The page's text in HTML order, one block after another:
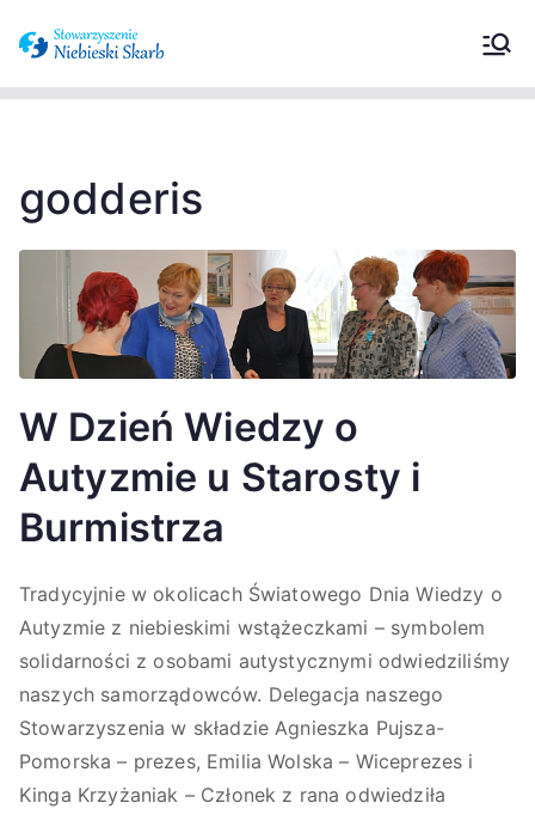
Stowarzyszeni
Skarb –
Zaburzenia ze
spektrum
autyzmu
Wspieramy osoby z zaburzeniami ze
spektrum autyzmu oraz ich
godderis
W Dzień Wiedzy o
Autyzmie u Starosty i
Burmistrza
Tradycyjnie w okolicach Światowego Dnia Wiedzy o
Autyzmie z niebieskimi wstążeczkami – symbolem
solidarności z osobami autystycznymi odwiedziliśmy
naszych samorządowców. Delegacja naszego
Stowarzyszenia w składzie Agnieszka Pujsza-
Pomorska – prezes, Emilia Wolska – Wiceprezes i
Kinga Krzyżaniak – Członek z rana odwiedziła